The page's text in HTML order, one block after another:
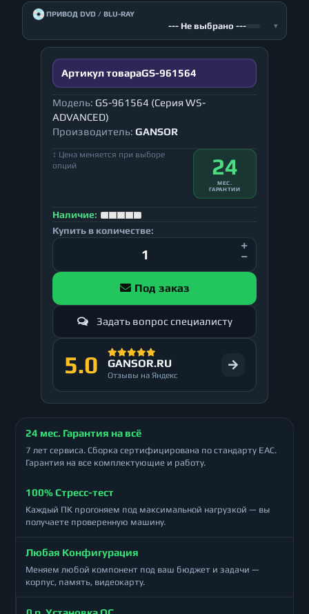
💿ПРИВОД DVD / BLU-RAY
--- Не выбрано --- ▾
Артикул товараGS-961564
Модель: GS-961564 (Серия WS-
ADVANCED)
Производитель: GANSOR
↕ Цена меняется при выборе
опций
24
МЕС.
ГАРАНТИИ
Наличие:
Купить в количестве:
Под заказ
Задать вопрос специалисту
5.0 GANSOR.RU
Отзывы на Яндекс
24 мес. Гарантия на всё
7 лет сервиса. Сборка сертифицирована по стандарту ЕАС.
Гарантия на все комплектующие и работу.
100% Стресс-тест
Каждый ПК прогоняем под максимальной нагрузкой — вы
получаете проверенную машину.
Любая Конфигурация
Меняем любой компонент под ваш бюджет и задачи —
корпус, память, видеокарту.